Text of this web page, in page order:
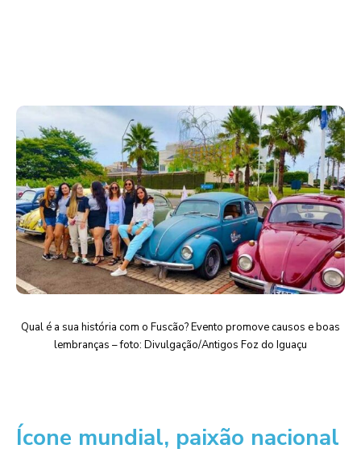
Qual é a sua história com o Fuscão? Evento promove causos e boas
lembranças – foto: Divulgação/Antigos Foz do Iguaçu
Ícone mundial, paixão nacional